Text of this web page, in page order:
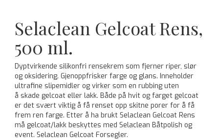
Selaclean Gelcoat Rens,
500 ml.
Dyptvirkende silikonfri rensekrem som fjerner riper, slør
og oksidering. Gjenoppfrisker farge og glans. Inneholder
ultrafine slipemidler og virker som en rubbing uten
å skade gelcoat eller lakk. Både på hvit og farget gelcoat
er det svært viktig å få renset opp skitne porer for å få
frem ren farge. Etter å ha brukt Selaclean Gelcoat Rens
må gelcoat/lakk beskyttes med Selaclean Båtpolish og
event. Selaclean Gelcoat Forsegler.